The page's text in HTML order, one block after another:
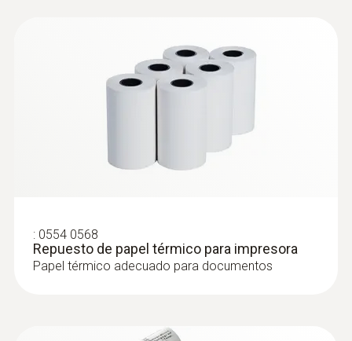
: 0554 0568
Repuesto de papel térmico para impresora
Papel térmico adecuado para documentos